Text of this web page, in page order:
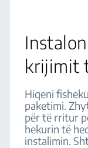
krijimit
Hiqeni
paketimi.
për të rritur
hekurin të
instalimin.